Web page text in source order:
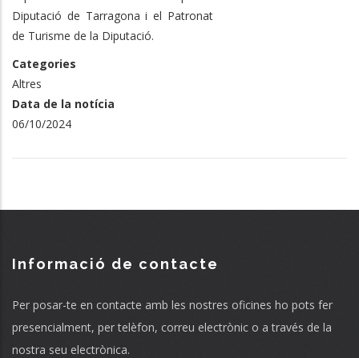
Diputació de Tarragona i el Patronat
de Turisme de la Diputació.
Categories
Altres
Data de la notícia
06/10/2024
Informació de contacte
Per posar-te en contacte amb les nostres oficines ho pots fer
presencialment, per telèfon, correu electrònic o a través de la
nostra seu electrònica.